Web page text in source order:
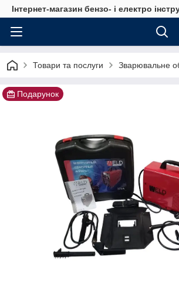
Інтернет-магазин бензо- і електро
Товари та послуги Зварювальне
Подарунок